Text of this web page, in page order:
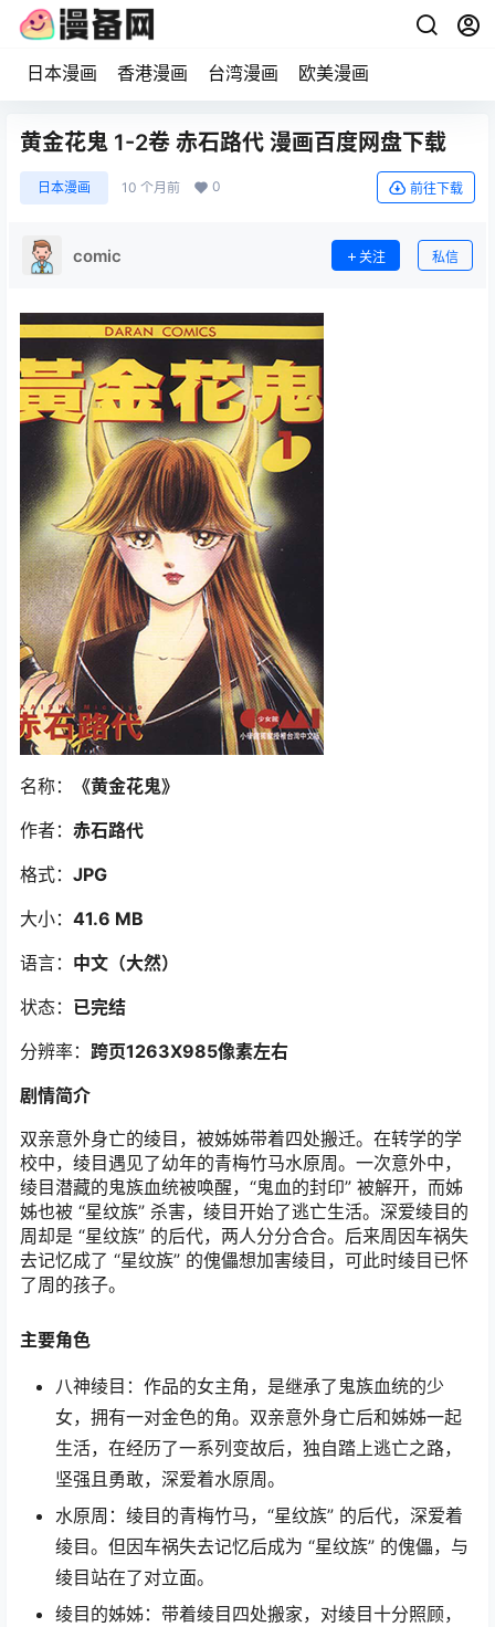
日本漫画 香港漫画 台湾漫画 欧美漫画
黄金花鬼 1-2卷 赤石路代 漫画百度网盘下载
日本漫画 10 个月前 0 前往下载
comic 关注 私信
名称：
《黄金花鬼》
作者： 赤石路代
格式： JPG
大小： 41.6 MB
语言： 中文（大然）
状态： 已完结
分辨率： 跨页1263X985像素左右
剧情简介
双亲意外身亡的绫目，被姊姊带着四处搬迁。在转学的学
校中，绫目遇见了幼年的青梅竹马水原周。一次意外中，
绫目潜藏的鬼族血统被唤醒，“鬼血的封印” 被解开，而姊
姊也被 “星纹族” 杀害，绫目开始了逃亡生活。深爱绫目的
周却是 “星纹族” 的后代，两人分分合合。后来周因车祸失
去记忆成了 “星纹族” 的傀儡想加害绫目，可此时绫目已怀
了周的孩子。
主要角色
八神绫目：作品的女主角，是继承了鬼族血统的少
女，拥有一对金色的角。双亲意外身亡后和姊姊一起
生活，在经历了一系列变故后，独自踏上逃亡之路，
坚强且勇敢，深爱着水原周。
水原周：绫目的青梅竹马，“星纹族” 的后代，深爱着
绫目。但因车祸失去记忆后成为 “星纹族” 的傀儡，与
绫目站在了对立面。
绫目的姊姊：带着绫目四处搬家，对绫目十分照顾，